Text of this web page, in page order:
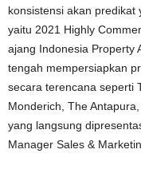
konsistensi akan
yaitu 2021 Highly
ajang Indonesia Property
tengah mempersiapkan
secara terencana seperti
Monderich, The
yang langsung
Manager Sales &